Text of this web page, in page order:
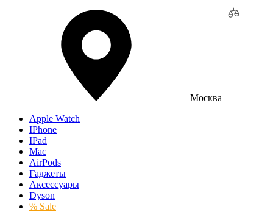
Москва
Apple Watch
IPhone
IPad
Mac
AirPods
Гаджеты
Аксессуары
Dyson
% Sale